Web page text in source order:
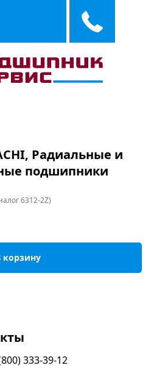
Радиальные и
подшипники
6312-2Z)
корзину
333-39-12